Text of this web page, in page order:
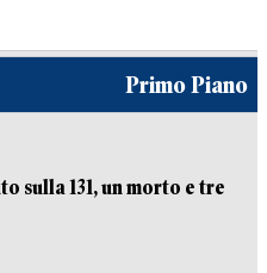
Primo Piano
sulla 131, un morto e tre